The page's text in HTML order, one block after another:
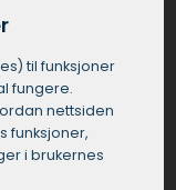
maler i
de vanlige
til funksjoner
fungere.
nettsiden
funksjoner,
i brukernes